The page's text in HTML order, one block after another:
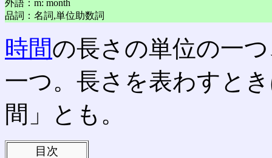
外語：m: month
品詞：名詞,単位助数詞
時間の長さの単位の一
一つ。長さを表わすと
間」とも。
目次